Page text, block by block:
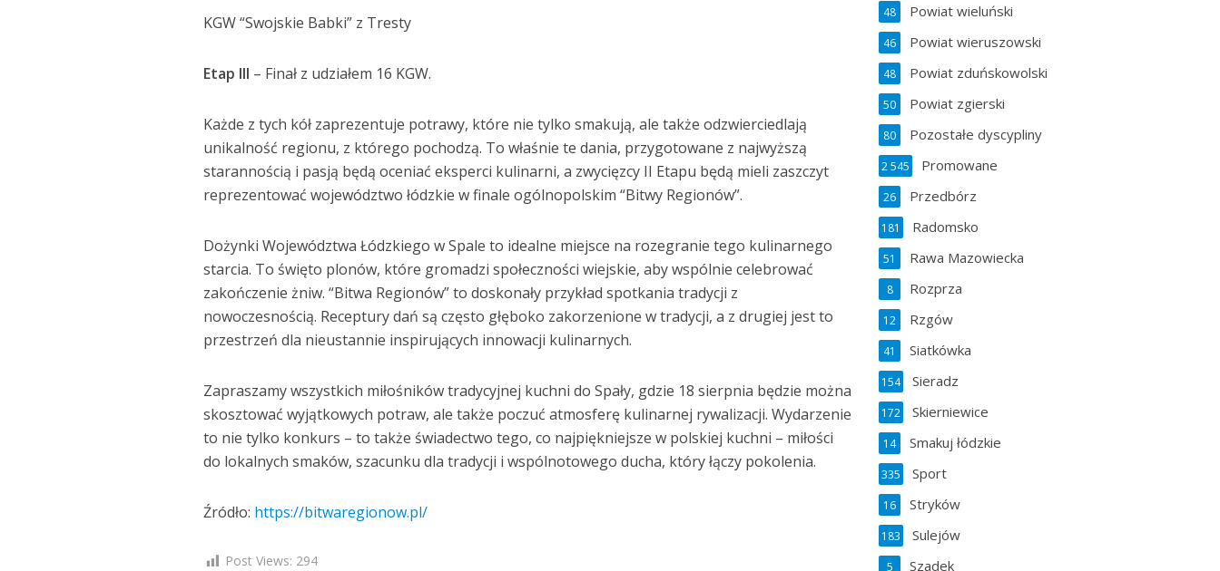
KGW “Swojskie Babki” z Tresty
Etap III – Finał z udziałem 16 KGW.
Każde z tych kół zaprezentuje potrawy, które nie tylko smakują, ale także odzwierciedlają
unikalność regionu, z którego pochodzą. To właśnie te dania, przygotowane z najwyższą
starannością i pasją będą oceniać eksperci kulinarni, a zwycięzcy II Etapu będą mieli zaszczyt
reprezentować województwo łódzkie w finale ogólnopolskim “Bitwy Regionów”.
Dożynki Województwa Łódzkiego w Spale to idealne miejsce na rozegranie tego kulinarnego
starcia. To święto plonów, które gromadzi społeczności wiejskie, aby wspólnie celebrować
zakończenie żniw. “Bitwa Regionów” to doskonały przykład spotkania tradycji z
nowoczesnością. Receptury dań są często głęboko zakorzenione w tradycji, a z drugiej jest to
przestrzeń dla nieustannie inspirujących innowacji kulinarnych.
Zapraszamy wszystkich miłośników tradycyjnej kuchni do Spały, gdzie 18 sierpnia będzie można
skosztować wyjątkowych potraw, ale także poczuć atmosferę kulinarnej rywalizacji. Wydarzenie
to nie tylko konkurs – to także świadectwo tego, co najpiękniejsze w polskiej kuchni – miłości
do lokalnych smaków, szacunku dla tradycji i wspólnotowego ducha, który łączy pokolenia.
Źródło: https://bitwaregionow.pl/
Post Views: 294
Powiat wieluński
48
Powiat wieruszowski
46
Powiat zduńskowolski
48
Powiat zgierski
50
Pozostałe dyscypliny
80
Promowane
2 545
Przedbórz
26
Radomsko
181
Rawa Mazowiecka
51
Rozprza
8
Rzgów
12
Siatkówka
41
Sieradz
154
Skierniewice
172
Smakuj łódzkie
14
Sport
335
Stryków
16
Sulejów
183
Szadek
5